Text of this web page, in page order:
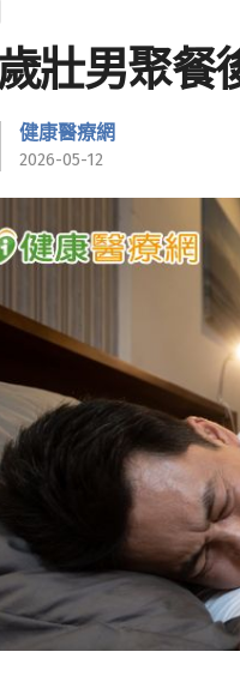
壯男聚
健康醫療網
2026-05-12